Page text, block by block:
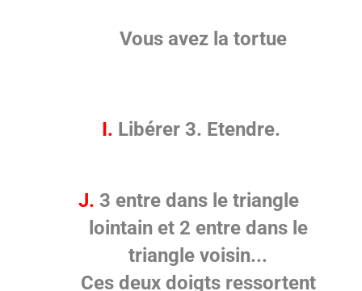
Vous avez la tortue
I. Libérer 3. Etendre.
J. 3 entre dans le triangle
lointain et 2 entre dans le
triangle voisin...
Ces deux doigts ressortent